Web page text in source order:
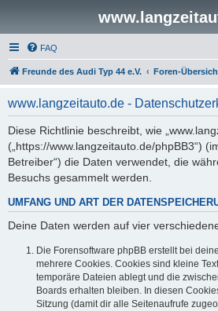
FAQ
Freunde des Audi Typ 44 e.V. Foren-
www.langzeitauto.de -
Diese Richtlinie beschreibt, wie
(„https://www.langzeitauto.de/phpBB3“)
Betreiber“) die Daten verwendet, die
Besuchs gesammelt werden.
UMFANG UND ART DER
Deine Daten werden auf vier
Die Forensoftware phpBB erstellt bei
mehrere Cookies. Cookies sind kleine
temporäre Dateien ablegt und die
Boards erhalten bleiben. In diesen
Sitzung (damit dir alle Seitenaufrufe